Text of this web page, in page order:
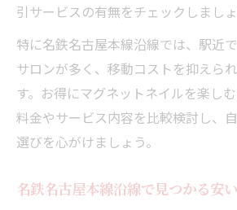
引サービスの有無をチェックしましょ
特に名鉄名古屋本線沿線では、駅近
サロンが多く、移動コストを抑えら
す。お得にマグネットネイルを楽し
料金やサービス内容を比較検討し、
選びを心がけましょう。
名鉄名古屋本線沿線で見つかる安